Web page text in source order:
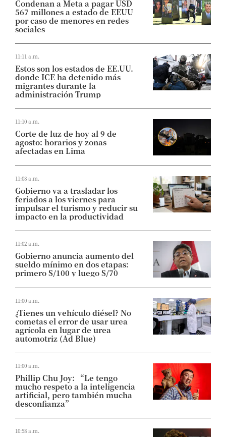
Condenan a Meta a pagar USD
567 millones a estado de EEUU
por caso de menores en redes
sociales
11:11 a.m.
Estos son los estados de EE.UU.
donde ICE ha detenido más
migrantes durante la
administración Trump
11:10 a.m.
Corte de luz de hoy al 9 de
agosto: horarios y zonas
afectadas en Lima
11:08 a.m.
Gobierno va a trasladar los
feriados a los viernes para
impulsar el turismo y reducir su
impacto en la productividad
11:02 a.m.
Gobierno anuncia aumento del
sueldo mínimo en dos etapas:
primero S/100 y luego S/70
11:00 a.m.
¿Tienes un vehículo diésel? No
cometas el error de usar urea
agrícola en lugar de urea
automotriz (Ad Blue)
11:00 a.m.
Phillip Chu Joy: “Le tengo
mucho respeto a la inteligencia
artificial, pero también mucha
desconfianza”
10:58 a.m.